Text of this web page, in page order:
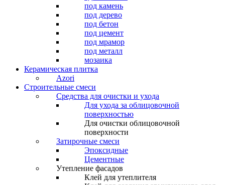
под камень
под дерево
под бетон
под цемент
под мрамор
под металл
мозаика
Керамическая плитка
Azori
Строительные смеси
Средства для очистки и ухода
Для ухода за облицовочной
поверхностью
Для очистки облицовочной
поверхности
Затирочные смеси
Эпоксидные
Цементные
Утепление фасадов
Клей для утеплителя